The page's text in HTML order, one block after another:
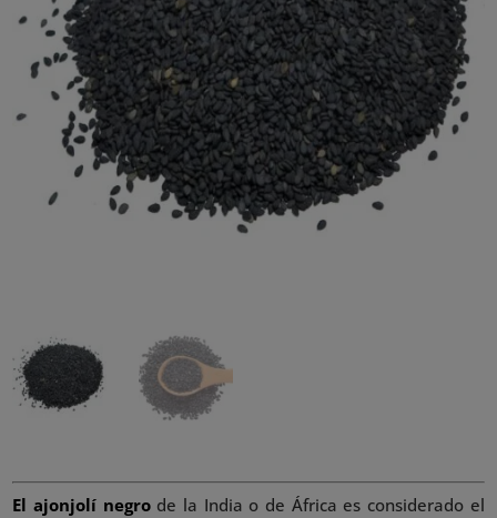
El ajonjolí negro de la India o de África es considerado el